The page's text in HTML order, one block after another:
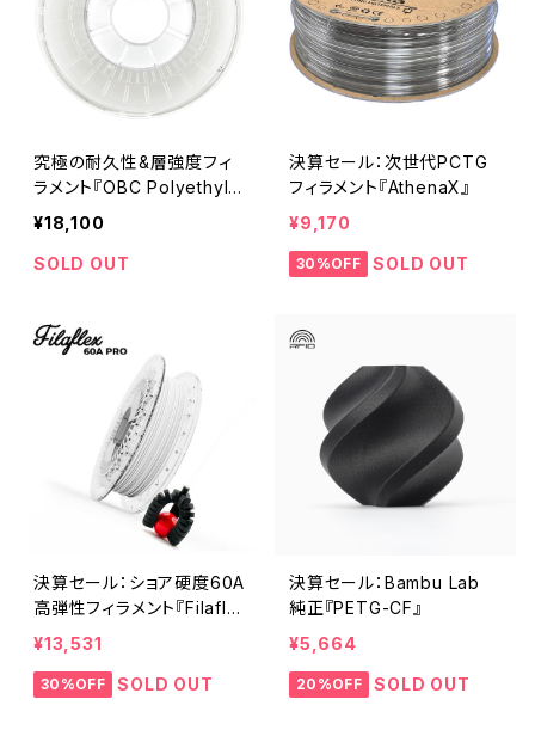
究極の耐久性&層強度フィ
ラメント『OBC Polyethyle
ne』
¥18,100
SOLD OUT
決算セール：次世代PCTG
フィラメント『AthenaX』
¥9,170
30%OFF SOLD OUT
決算セール：ショア硬度60A
高弾性フィラメント『Filafle
x 60A』
¥13,531
30%OFF SOLD OUT
決算セール：Bambu Lab
純正『PETG-CF』
¥5,664
20%OFF SOLD OUT